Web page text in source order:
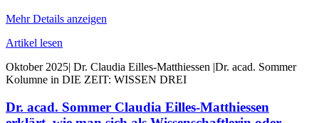
Mehr Details anzeigen
Artikel lesen
Oktober 2025| Dr. Claudia Eilles-Matthiessen |Dr. acad. Sommer
Kolumne in DIE ZEIT: WISSEN DREI
Dr. acad. Sommer Claudia Eilles-Matthiessen